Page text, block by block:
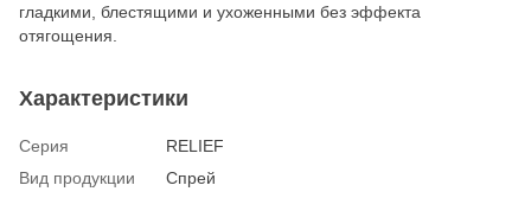
гладкими, блестящими и ухоженными без эффекта
отягощения.
Характеристики
Серия
RELIEF
Вид продукции
Спрей